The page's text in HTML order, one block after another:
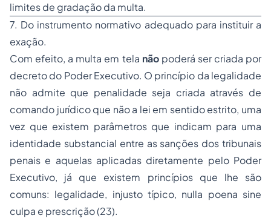
limites de gradação da multa.
7. Do instrumento normativo adequado para instituir a
exação.
Com efeito, a multa em tela nãopoderá ser criada por
decreto do Poder Executivo. O princípio da legalidade
não admite que penalidade seja criada através de
comando jurídico que não a lei em sentido estrito, uma
vez que existem parâmetros que indicam para uma
identidade substancial entre as sanções dos tribunais
penais e aquelas aplicadas diretamente pelo Poder
Executivo, já que existem princípios que lhe são
comuns: legalidade, injusto típico, nulla poena sine
culpa e prescrição (23).